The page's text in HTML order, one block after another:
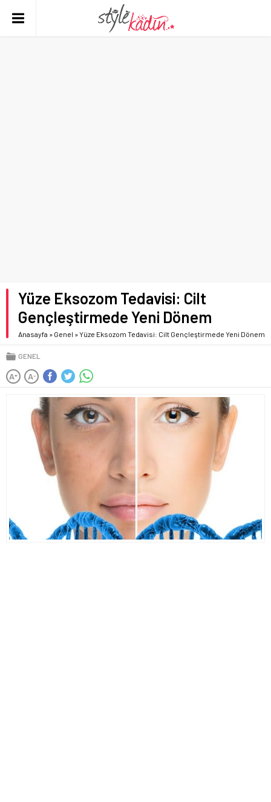
Yüze Eksozom Tedavisi: Cilt
Gençleştirmede Yeni Dönem
Anasayfa » Genel »Yüze Eksozom Tedavisi: Cilt Gençleştirmede Yeni Dönem
GENEL
A+ A-